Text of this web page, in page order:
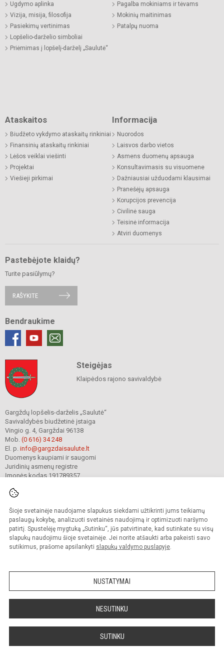
Šioje svetainėje naudojame slapukus siekdami užtikrinti jums teikiamų
paslaugų kokybę, analizuoti svetainės naudojimą ir optimizuoti naršymo
patirtį. Spustelėję mygtuką „Sutinku“, jūs patvirtinate, kad sutinkate su visų
slapukų naudojimu šioje svetainėje. Jei norite atšaukti arba pakeisti savo
sutikimus, prašome apsilankyti slapukų valdymo puslapyje.
NUSTATYMAI
NESUTINKU
SUTINKU
Ugdymo aplinka
Vizija, misija, filosofija
Pasiekimų vertinimas
Lopšelio-darželio simboliai
Priėmimas į lopšelį-darželį „Saulutė“
Pagalba mokiniams ir tėvams
Mokinių maitinimas
Patalpų nuoma
Ataskaitos
Biudžeto vykdymo ataskaitų rinkiniai
Finansinių ataskaitų rinkiniai
Lėšos veiklai viešinti
Projektai
Viešieji pirkimai
Informacija
Nuorodos
Laisvos darbo vietos
Asmens duomenų apsauga
Konsultavimasis su visuomene
Dažniausiai užduodami klausimai
Pranešėjų apsauga
Korupcijos prevencija
Civilinė sauga
Teisinė informacija
Atviri duomenys
Pastebėjote klaidų?
Turite pasiūlymų?
RAŠYKITE
Bendraukime
Steigėjas
Klaipėdos rajono savivaldybė
Gargždų lopšelis-darželis „Saulutė“
Savivaldybės biudžetinė įstaiga
Vingio g. 4, Gargždai 96138
Mob. (0 616) 34 248
El. p. info@gargzdaisaulute.lt
Duomenys kaupiami ir saugomi
Juridinių asmenų registre
Įmonės kodas 191789357
© 2023. Gargždų lopšelis-darželis „Saulutė“. Visos teisės saugomos.
Kopijuoti turinį be raštiško įstaigos administracijos sutikimo griežtai draudžiama.
Prieinamumo paraiška Slapukų valdymas
Sumanus būdas atnaujinti